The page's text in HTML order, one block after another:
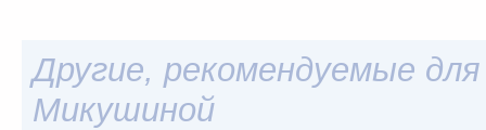
Другие, рекомендуемые
Микушиной